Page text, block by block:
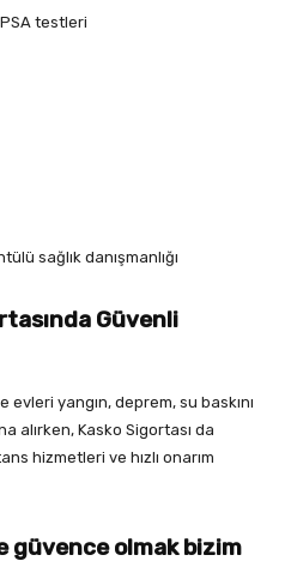
testleri
sağlık danışmanlığı
Güvenli
yangın, deprem, su baskını
alırken, Kasko Sigortası da
hizmetleri ve hızlı onarım
güvence olmak bizim